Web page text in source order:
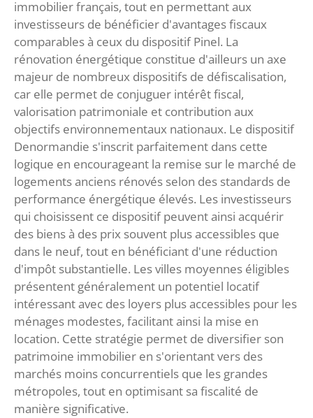
immobilier français, tout en permettant aux
investisseurs de bénéficier d'avantages fiscaux
comparables à ceux du dispositif Pinel. La
rénovation énergétique constitue d'ailleurs un axe
majeur de nombreux dispositifs de défiscalisation,
car elle permet de conjuguer intérêt fiscal,
valorisation patrimoniale et contribution aux
objectifs environnementaux nationaux. Le dispositif
Denormandie s'inscrit parfaitement dans cette
logique en encourageant la remise sur le marché de
logements anciens rénovés selon des standards de
performance énergétique élevés. Les investisseurs
qui choisissent ce dispositif peuvent ainsi acquérir
des biens à des prix souvent plus accessibles que
dans le neuf, tout en bénéficiant d'une réduction
d'impôt substantielle. Les villes moyennes éligibles
présentent généralement un potentiel locatif
intéressant avec des loyers plus accessibles pour les
ménages modestes, facilitant ainsi la mise en
location. Cette stratégie permet de diversifier son
patrimoine immobilier en s'orientant vers des
marchés moins concurrentiels que les grandes
métropoles, tout en optimisant sa fiscalité de
manière significative.